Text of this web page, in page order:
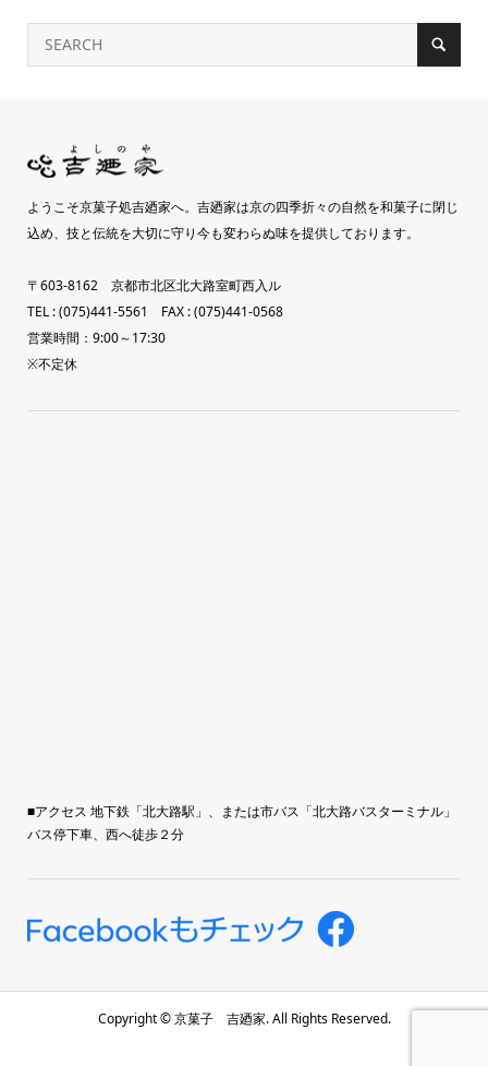
ようこそ京菓子処吉廼家へ。吉廼家は京の四季折々の自然を和菓子に閉じ
込め、技と伝統を大切に守り今も変わらぬ味を提供しております。
〒603-8162 京都市北区北大路室町西入ル
TEL : (075)441-5561 FAX : (075)441-0568
営業時間：9:00～17:30
※不定休
■アクセス 地下鉄「北大路駅」、または市バス「北大路バスターミナル」
バス停下車、西へ徒歩２分
Copyright ©京菓子 吉廼家. All Rights Reserved.